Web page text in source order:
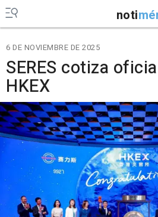
noti
6 DE NOVIEMBRE DE 2025
SERES cotiza
HKEX